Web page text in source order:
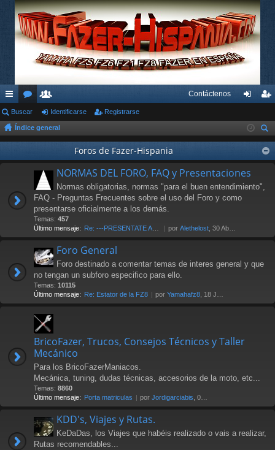
nl
ac
or
os
su
ari
Contáctenos
nti
se
ist
ra
Buscar Identificarse Registrarse
Índice general
us
car
Foros de Fazer-Hispania
NORMAS DEL FORO, FAQ y Presentaciones
Normas obligatorias, normas "para el buen entendimiento",
FAQ - Preguntas Frecuentes sobre el uso del Foro y como
presentarse oficialmente a los demás.
Temas: 457
Último mensaje: Re: ---PRESENTATE AL FORO AQU… por Alethelost , 30 Abr 2026 19:20
Foro General
Foro destinado a comentar temas de interes general y que
no tengan un subforo especifico para ello.
Temas: 10115
Último mensaje: Re: Estator de la FZ8 por Yamahafz8 , 18 Jul 2026 20:04
BricoFazer, Trucos, Consejos Técnicos y Taller
Mecánico
Para los BricoFazerManiacos.
Mecánica, tuning, dudas técnicas, accesorios de la moto, etc...
Temas: 8860
Último mensaje: Porta matriculas por Jordigarciabis , 09 Jul 2026 16:10
KDD's, Viajes y Rutas.
KeDaDas, los Viajes que habéis realizado o vais a realizar,
Rutas recomendables...